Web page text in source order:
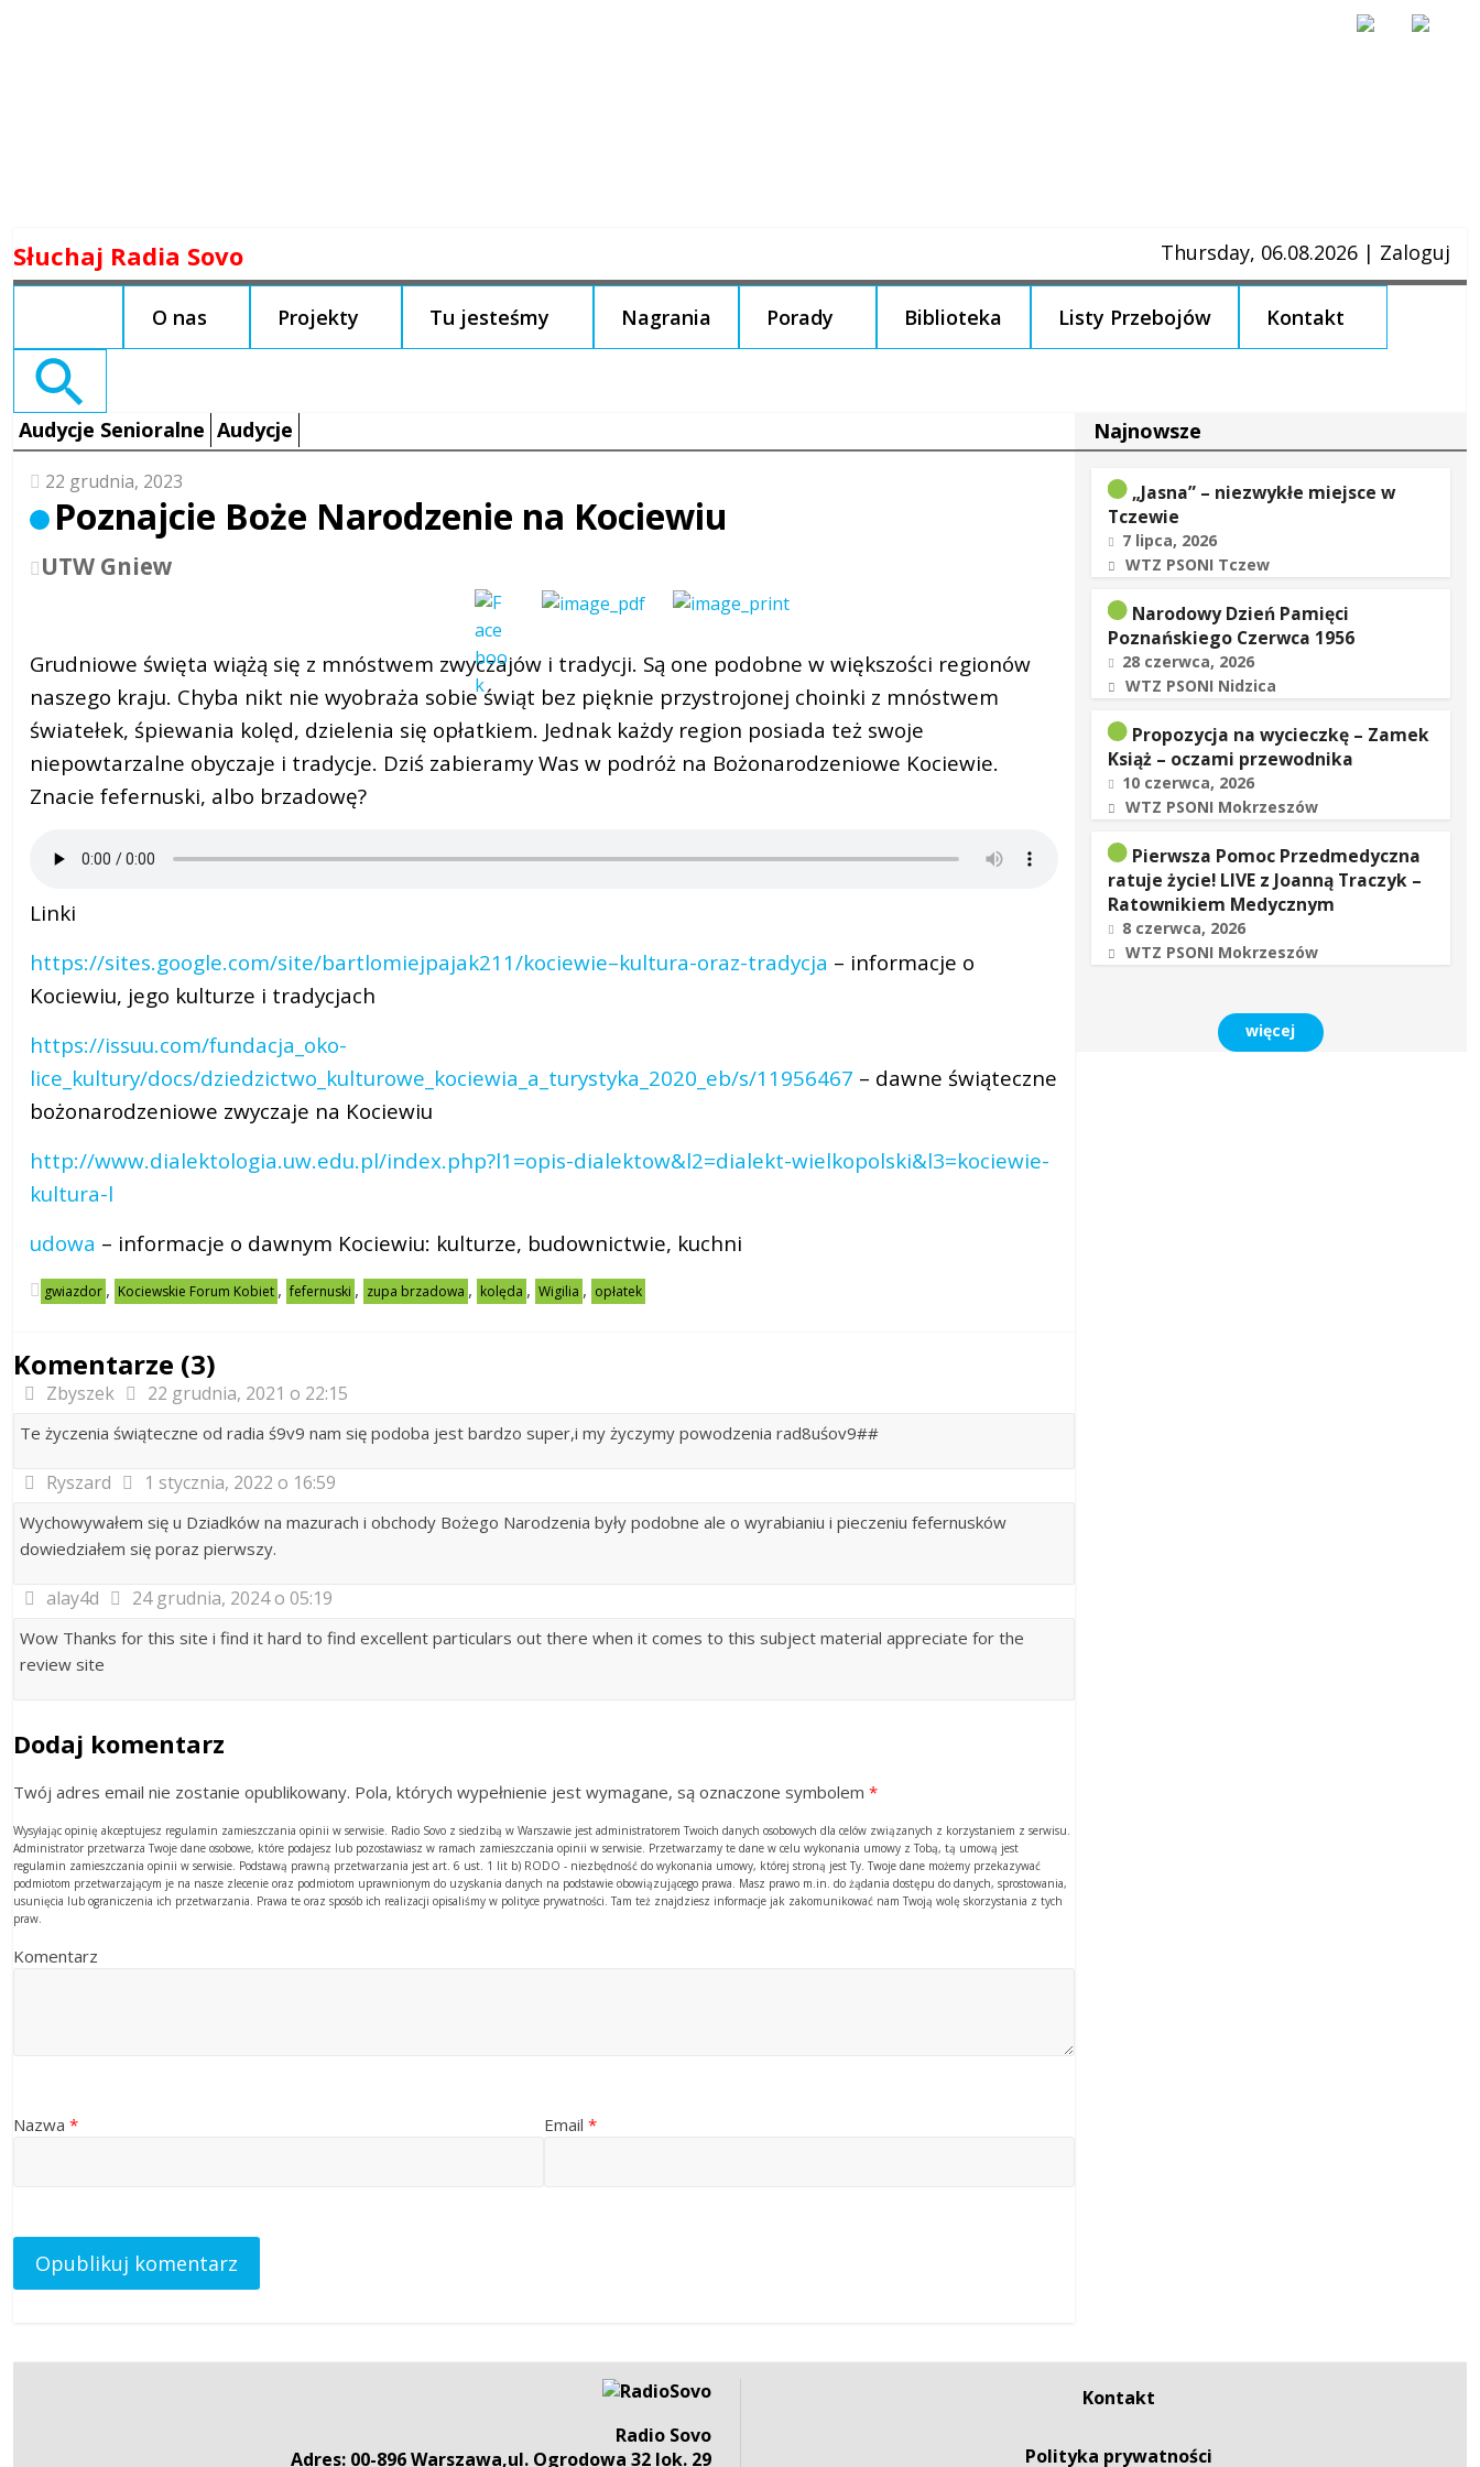
to
Słuchaj Radia Sovo Thursday, 06.08.2026 | Zaloguj
O nas Projekty Tu jesteśmy Nagrania Porady Biblioteka Listy Przebojów Kontakt
Search
Audycje Senioralne Audycje
22 grudnia, 2023
Poznajcie Boże Narodzenie na Kociewiu
UTW Gniew
Grudniowe święta wiążą się z mnóstwem zwyczajów i tradycji. Są one podobne w większości regionów
naszego kraju. Chyba nikt nie wyobraża sobie świąt bez pięknie przystrojonej choinki z mnóstwem
światełek, śpiewania kolęd, dzielenia się opłatkiem. Jednak każdy region posiada też swoje
niepowtarzalne obyczaje i tradycje. Dziś zabieramy Was w podróż na Bożonarodzeniowe Kociewie.
Znacie fefernuski, albo brzadowę?
Linki
https://sites.google.com/site/bartlomiejpajak211/kociewie–kultura-oraz-tradycja – informacje o
Kociewiu, jego kulturze i tradycjach
https://issuu.com/fundacja_oko-
lice_kultury/docs/dziedzictwo_kulturowe_kociewia_a_turystyka_2020_eb/s/11956467 – dawne świąteczne
bożonarodzeniowe zwyczaje na Kociewiu
http://www.dialektologia.uw.edu.pl/index.php?l1=opis-dialektow&l2=dialekt-wielkopolski&l3=kociewie-
kultura-l
udowa – informacje o dawnym Kociewiu: kulturze, budownictwie, kuchni
gwiazdor , Kociewskie Forum Kobiet , fefernuski , zupa brzadowa , kolęda , Wigilia , opłatek
Komentarze (3)
Zbyszek 22 grudnia, 2021 o 22:15
Te życzenia świąteczne od radia ś9v9 nam się podoba jest bardzo super,i my życzymy powodzenia rad8uśov9##
Ryszard 1 stycznia, 2022 o 16:59
Wychowywałem się u Dziadków na mazurach i obchody Bożego Narodzenia były podobne ale o wyrabianiu i pieczeniu fefernusków
dowiedziałem się poraz pierwszy.
alay4d 24 grudnia, 2024 o 05:19
Wow Thanks for this site i find it hard to find excellent particulars out there when it comes to this subject material appreciate for the
review site
Dodaj komentarz
Twój adres email nie zostanie opublikowany. Pola, których wypełnienie jest wymagane, są oznaczone symbolem *
Wysyłając opinię akceptujesz regulamin zamieszczania opinii w serwisie. Radio Sovo z siedzibą w Warszawie jest administratorem Twoich danych osobowych dla celów związanych z korzystaniem z serwisu.
Administrator przetwarza Twoje dane osobowe, które podajesz lub pozostawiasz w ramach zamieszczania opinii w serwisie. Przetwarzamy te dane w celu wykonania umowy z Tobą, tą umową jest
regulamin zamieszczania opinii w serwisie. Podstawą prawną przetwarzania jest art. 6 ust. 1 lit b) RODO - niezbędność do wykonania umowy, której stroną jest Ty. Twoje dane możemy przekazywać
podmiotom przetwarzającym je na nasze zlecenie oraz podmiotom uprawnionym do uzyskania danych na podstawie obowiązującego prawa. Masz prawo m.in. do żądania dostępu do danych, sprostowania,
usunięcia lub ograniczenia ich przetwarzania. Prawa te oraz sposób ich realizacji opisaliśmy w polityce prywatności. Tam też znajdziesz informacje jak zakomunikować nam Twoją wolę skorzystania z tych
praw.
Komentarz
Nazwa * Email *
Najnowsze
„Jasna” – niezwykłe miejsce w
Tczewie
7 lipca, 2026
WTZ PSONI Tczew
Narodowy Dzień Pamięci
Poznańskiego Czerwca 1956
28 czerwca, 2026
WTZ PSONI Nidzica
Propozycja na wycieczkę – Zamek
Książ – oczami przewodnika
10 czerwca, 2026
WTZ PSONI Mokrzeszów
Pierwsza Pomoc Przedmedyczna
ratuje życie! LIVE z Joanną Traczyk –
Ratownikiem Medycznym
8 czerwca, 2026
WTZ PSONI Mokrzeszów
więcej
Radio Sovo
Adres: 00-896 Warszawa,ul. Ogrodowa 32 lok. 29
Kontakt
Polityka prywatności